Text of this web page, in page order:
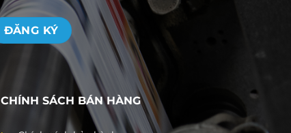
CHÍNH SÁCH BÁN HÀNG